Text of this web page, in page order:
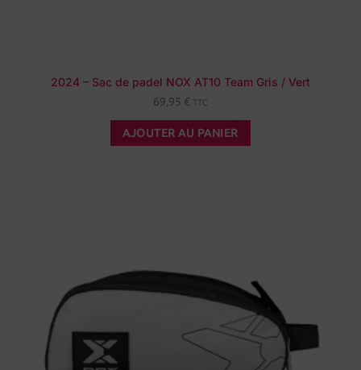
2024 – Sac de padel NOX AT10 Team Gris / Vert
69,95 € TTC
AJOUTER AU PANIER